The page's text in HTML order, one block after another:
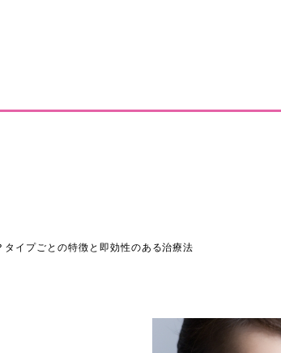
イプごとの特徴と即効性のある治療法